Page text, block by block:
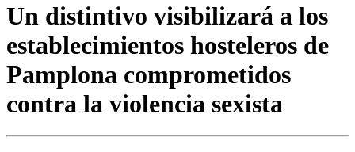
Un distintivo visibilizará a los
establecimientos hosteleros de
Pamplona comprometidos
contra la violencia sexista